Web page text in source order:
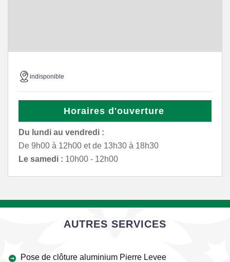
indisponible
Horaires d'ouverture
Du lundi au vendredi :
De 9h00 à 12h00 et de 13h30 à 18h30
Le samedi : 10h00 - 12h00
AUTRES SERVICES
Pose de clôture aluminium Pierre Levee